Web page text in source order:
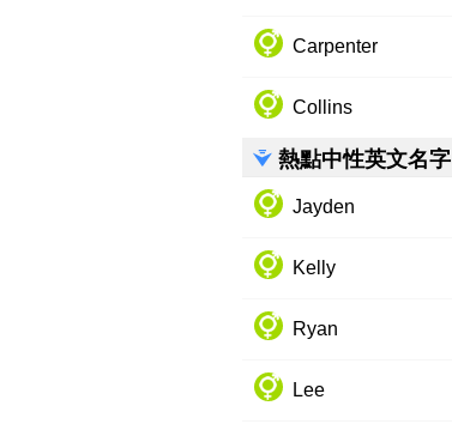
Carpenter
Collins
熱點中性英文名字
Jayden
Kelly
Ryan
Lee